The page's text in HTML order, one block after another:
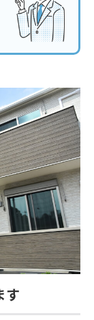
す